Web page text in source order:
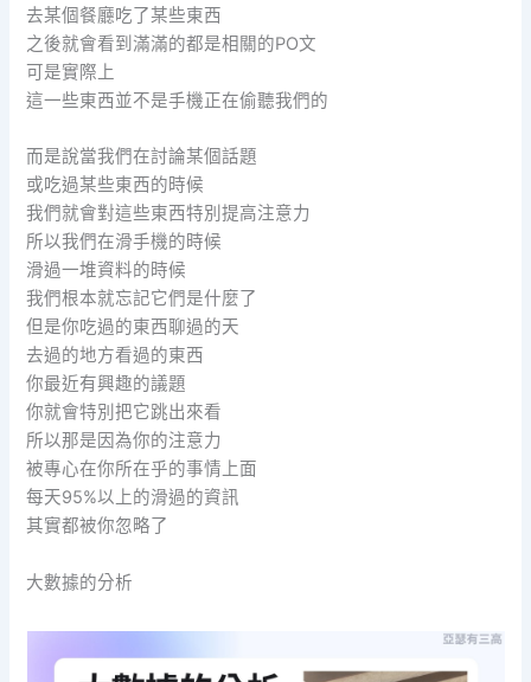
去某個餐廳吃了某些東西
之後就會看到滿滿的都是相關的PO文
可是實際上
這一些東西並不是手機正在偷聽我們的
而是說當我們在討論某個話題
或吃過某些東西的時候
我們就會對這些東西特別提高注意力
所以我們在滑手機的時候
滑過一堆資料的時候
我們根本就忘記它們是什麼了
但是你吃過的東西聊過的天
去過的地方看過的東西
你最近有興趣的議題
你就會特別把它跳出來看
所以那是因為你的注意力
被專心在你所在乎的事情上面
每天95%以上的滑過的資訊
其實都被你忽略了
大數據的分析